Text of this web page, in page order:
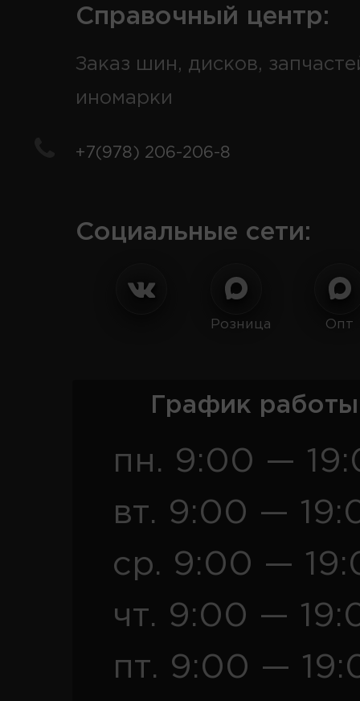
Справочный центр:
Заказ шин, дисков,
иномарки
+7(978) 206-206-8
Социальные сети:
Розница Опт
График
пн. 9:00 —
вт. 9:00 —
ср. 9:00 —
чт. 9:00 —
пт. 9:00 —